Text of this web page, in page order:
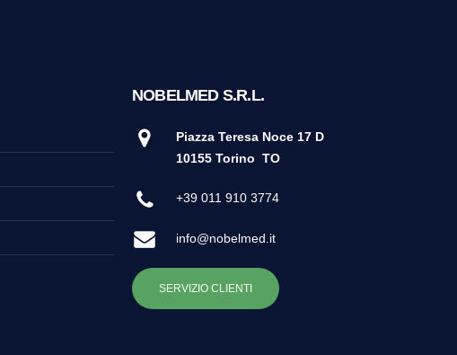
NOBELMED S.R.L.
Piazza Teresa Noce 17 D
10155 Torino TO
+39 011 910 3774
info@nobelmed.it
SERVIZIO CLIENTI